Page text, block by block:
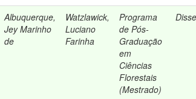
Albuquerque,
Jey Marinho
de
Watzlawick,
Luciano
Farinha
Programa
de Pós-
Graduação
em
Ciências
Florestais
(Mestrado)